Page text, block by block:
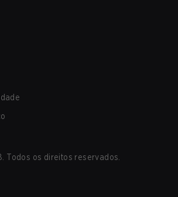
Todos os direitos reservados.